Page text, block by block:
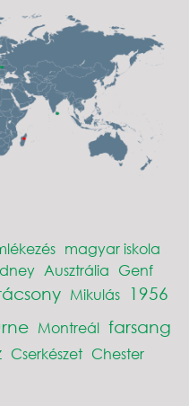
magyar iskola
Ausztrália Genf
Mikulás
1956
Montreál farsang
Cserkészet Chester